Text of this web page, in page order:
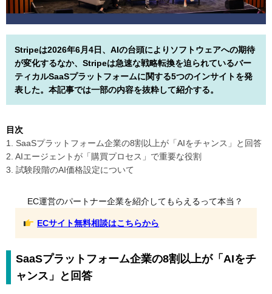
Stripeは2026年6月4日、AIの台頭によりソフトウェアへの期待
が変化するなか、Stripeは急速な戦略転換を迫られているバー
ティカルSaaSプラットフォームに関する5つのインサイトを発
表した。本記事では一部の内容を抜粋して紹介する。
目次
1. SaaSプラットフォーム企業の8割以上が「AIをチャンス」と回答
2. AIエージェントが「購買プロセス」で重要な役割
3. 試験段階のAI価格設定について
EC運営のパートナー企業を紹介してもらえるって本当？
ECサイト無料相談はこちらから
SaaSプラットフォーム企業の8割以上が「AIをチ
ャンス」と回答